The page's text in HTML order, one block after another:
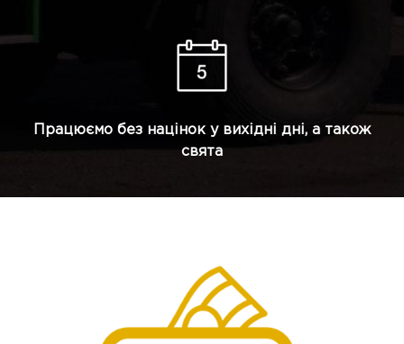
Працюємо без націнок у вихідні дні, а також
свята